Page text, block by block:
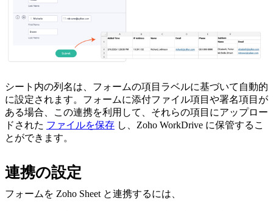
シート内の列名は、フォームの項目ラベルに基づいて自動的
に設定されます。フォームに添付ファイル項目や署名項目が
ある場合、この連携を利用して、それらの項目にアップロー
ドされた ファイルを保存 し、Zoho WorkDrive に保管するこ
とができます。
連携の設定
フォームを Zoho Sheet と連携するには、